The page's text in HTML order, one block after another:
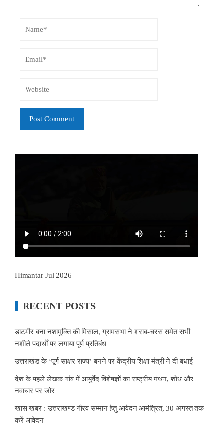
Himantar Jul 2026
RECENT POSTS
डाटमीर बना नशामुक्ति की मिसाल, ग्रामसभा ने शराब-चरस समेत सभी
नशीले पदार्थों पर लगाया पूर्ण प्रतिबंध
उत्तराखंड के ‘पूर्ण साक्षर राज्य’ बनने पर केंद्रीय शिक्षा मंत्री ने दी बधाई
देश के पहले लेखक गांव में आयुर्वेद विशेषज्ञों का राष्ट्रीय मंथन, शोध और
नवाचार पर जोर
खास खबर : उत्तराखण्ड गौरव सम्मान हेतु आवेदन आमंत्रित, 30 अगस्त तक
करें आवेदन